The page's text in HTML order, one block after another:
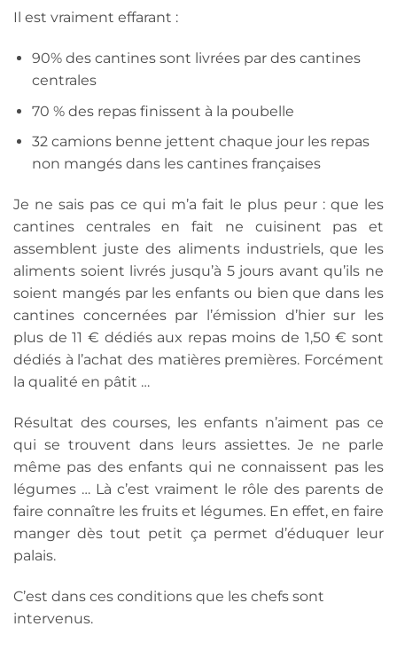
Il est vraiment effarant :
90% des cantines sont livrées par des cantines
centrales
70 % des repas finissent à la poubelle
32 camions benne jettent chaque jour les repas
non mangés dans les cantines françaises
Je ne sais pas ce qui m’a fait le plus peur : que les
cantines centrales en fait ne cuisinent pas et
assemblent juste des aliments industriels, que les
aliments soient livrés jusqu’à 5 jours avant qu’ils ne
soient mangés par les enfants ou bien que dans les
cantines concernées par l’émission d’hier sur les
plus de 11 € dédiés aux repas moins de 1,50 € sont
dédiés à l’achat des matières premières. Forcément
la qualité en pâtit …
Résultat des courses, les enfants n’aiment pas ce
qui se trouvent dans leurs assiettes. Je ne parle
même pas des enfants qui ne connaissent pas les
légumes … Là c’est vraiment le rôle des parents de
faire connaître les fruits et légumes. En effet, en faire
manger dès tout petit ça permet d’éduquer leur
palais.
C’est dans ces conditions que les chefs sont
intervenus.